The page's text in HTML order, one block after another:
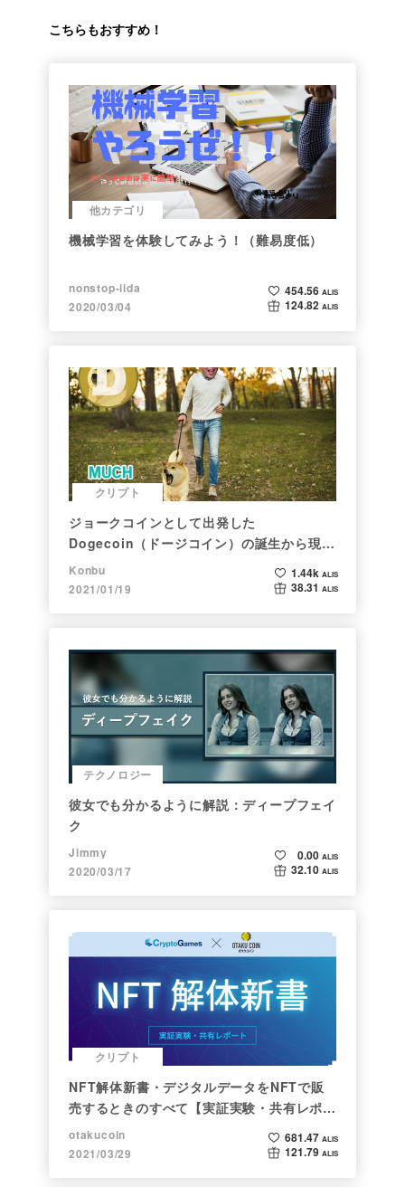
こちらもおすすめ！
他カテゴリ
機械学習を体験してみよう！（難易度低）
nonstop-iida
2020/03/04
454.56 ALIS
124.82 ALIS
クリプト
ジョークコインとして出発した
Dogecoin（ドージコイン）の誕生から現在
まで。注目される非証券性🐶
Konbu
2021/01/19
1.44k ALIS
38.31 ALIS
テクノロジー
彼女でも分かるように解説：ディープフェイ
ク
Jimmy
2020/03/17
0.00 ALIS
32.10 ALIS
クリプト
NFT解体新書・デジタルデータをNFTで販
売するときのすべて【実証実験・共有レポー
ト】
otakucoin
2021/03/29
681.47 ALIS
121.79 ALIS